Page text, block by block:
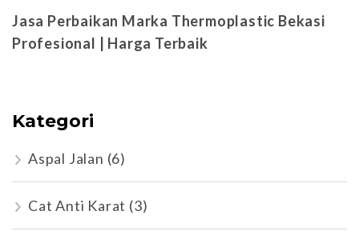
Jasa Perbaikan Marka Thermoplastic Bekasi
Profesional | Harga Terbaik
Kategori
Aspal Jalan (6)
Cat Anti Karat (3)